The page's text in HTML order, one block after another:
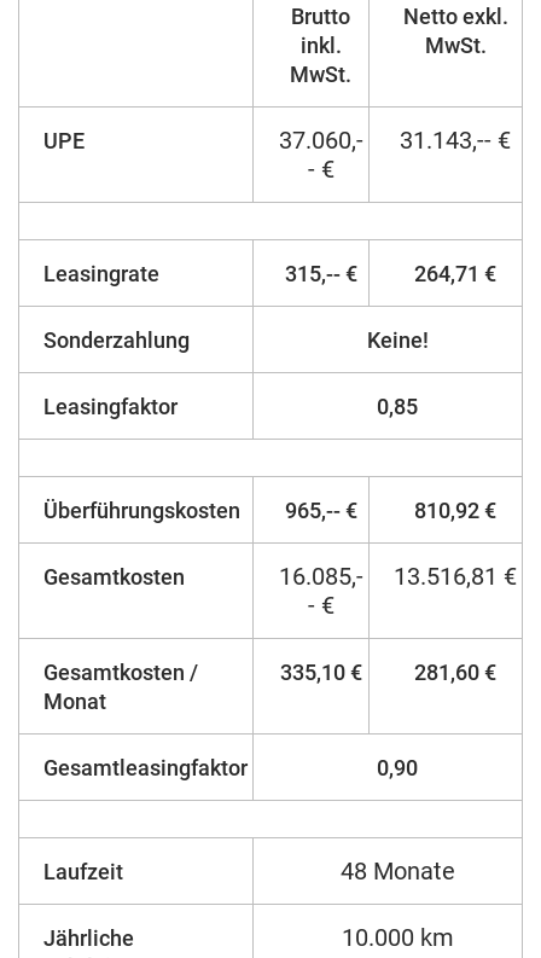
Brutto
inkl.
MwSt.
Netto exkl.
MwSt.
UPE
37.060,-
- €
31.143,-- €
Leasingrate 315,-- € 264,71 €
Sonderzahlung Keine!
Leasingfaktor 0,85
Überführungskosten 965,-- € 810,92 €
Gesamtkosten
16.085,-
- €
13.516,81 €
Gesamtkosten /
Monat
335,10 € 281,60 €
Gesamtleasingfaktor 0,90
Laufzeit 48 Monate
Jährliche
10.000 km